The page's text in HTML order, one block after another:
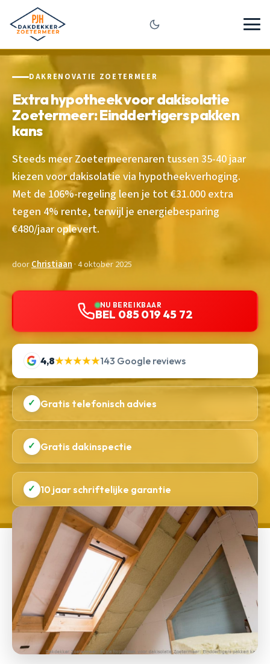
DAKRENOVATIE ZOETERMEER
Extra hypotheek voor dakisolatie
Zoetermeer: Einddertigers pakken
kans
Steeds meer Zoetermeerenaren tussen 35-40 jaar
kiezen voor dakisolatie via hypotheekverhoging.
Met de 106%-regeling leen je tot €31.000 extra
tegen 4% rente, terwijl je energiebesparing
€480/jaar oplevert.
doorChristiaan · 4 oktober 2025
NU BEREIKBAAR
BEL 085 019 45 72
4,8★★★★★143 Google reviews
✓ Gratis telefonisch advies
✓ Gratis dakinspectie
✓ 10 jaar schriftelijke garantie